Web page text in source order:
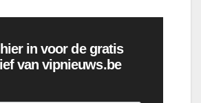
in voor de gratis
van vipnieuws.be